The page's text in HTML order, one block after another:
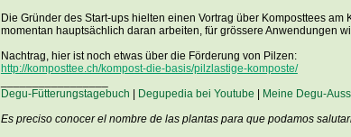
Die Gründer des Start-ups hielten einen Vortrag über Komposttees
momentan hauptsächlich daran arbeiten, für grössere Anwendungen
Nachtrag, hier ist noch etwas über die Förderung von Pilzen:
http://komposttee.ch/kompost-die-basis/pilzlastige-komposte/
Degu-Fütterungstagebuch
Degupedia bei Youtube Meine Degu-
Es preciso conocer el nombre de las plantas para que podamos